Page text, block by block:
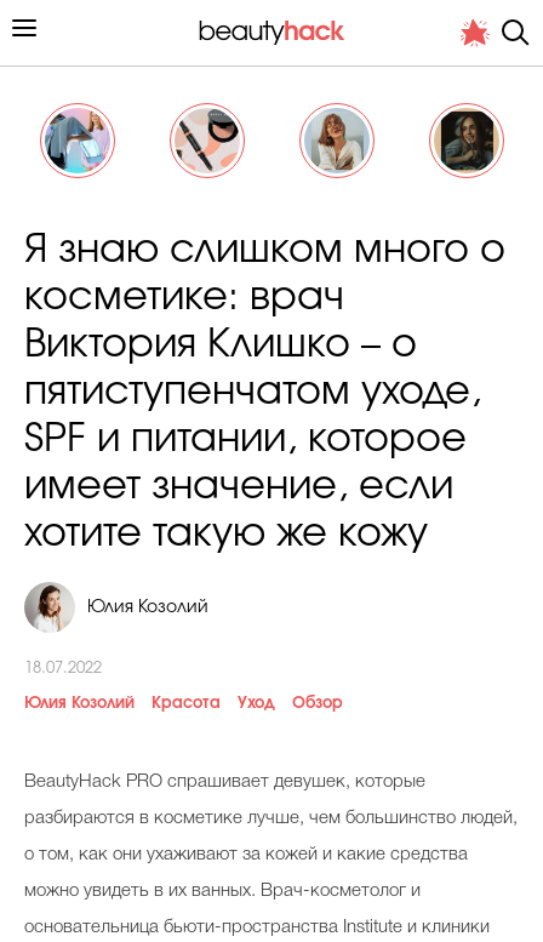
Вопрос эксперту
Папа может
Худеем правильно
Бьютихакер / Мама-хакер
Выбор визажистов
Я знаю слишком много о
косметике: врач
Виктория Клишко – о
пятиступенчатом уходе,
SPF и питании, которое
имеет значение, если
хотите такую же кожу
Юлия Козолий
18.07.2022
Юлия Козолий Красота Уход Обзор
BeautyHack PRO спрашивает девушек, которые
разбираются в косметике лучше, чем большинство людей,
о том, как они ухаживают за кожей и какие средства
можно увидеть в их ванных. Врач-косметолог и
основательница бьюти-пространства Institute и клиники